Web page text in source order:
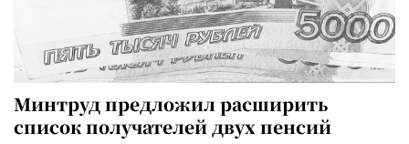
Минтруд предложил расширить
список получателей двух пенсий